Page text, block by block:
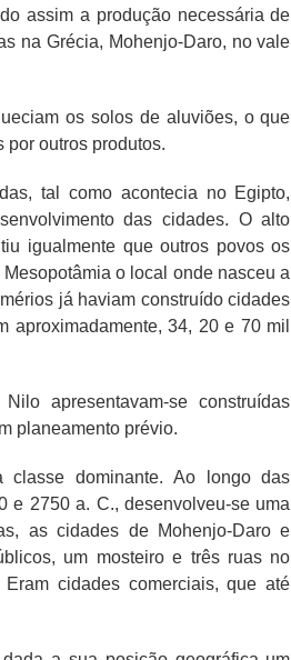
assim a produção necessária de
na Grécia, Mohenjo-Daro, no vale
os solos de aluviões, o que
por outros produtos.
tal como acontecia no Egipto,
das cidades. O alto
igualmente que outros povos os
o local onde nasceu a
já haviam construído cidades
34, 20 e 70 mil
apresentavam-se construídas
planeamento prévio.
classe dominante. Ao longo das
e 2750 a. C., desenvolveu-se uma
as cidades de Mohenjo-Daro e
um mosteiro e três ruas no
cidades comerciais, que até